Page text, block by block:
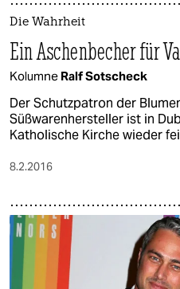
Die Wahrheit
Ein Aschenbecher für
Kolumne Ralf Sotscheck
Der Schutzpatron der
Süßwarenhersteller ist in
Katholische Kirche wieder
8.2.2016